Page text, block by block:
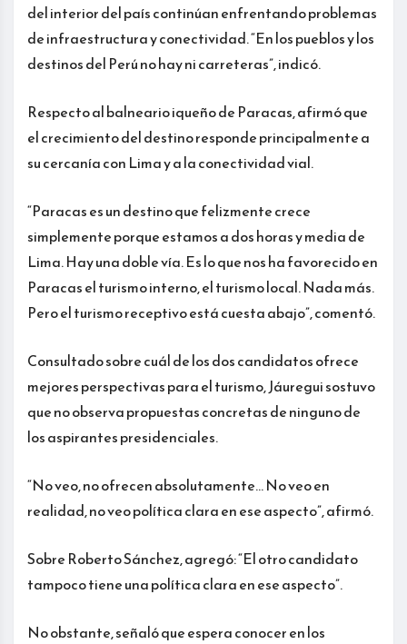
del interior del país continúan enfrentando problemas
de infraestructura y conectividad. “En los pueblos y los
destinos del Perú no hay ni carreteras”, indicó.
Respecto al balneario iqueño de Paracas, afirmó que
el crecimiento del destino responde principalmente a
su cercanía con Lima y a la conectividad vial.
“Paracas es un destino que felizmente crece
simplemente porque estamos a dos horas y media de
Lima. Hay una doble vía. Es lo que nos ha favorecido en
Paracas el turismo interno, el turismo local. Nada más.
Pero el turismo receptivo está cuesta abajo”, comentó.
Consultado sobre cuál de los dos candidatos ofrece
mejores perspectivas para el turismo, Jáuregui sostuvo
que no observa propuestas concretas de ninguno de
los aspirantes presidenciales.
“No veo, no ofrecen absolutamente… No veo en
realidad, no veo política clara en ese aspecto”, afirmó.
Sobre Roberto Sánchez, agregó: “El otro candidato
tampoco tiene una política clara en ese aspecto”.
No obstante, señaló que espera conocer en los